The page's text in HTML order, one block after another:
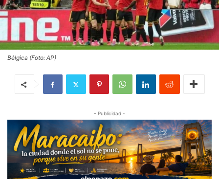
Bélgica (Foto: AP)
- Publicidad -